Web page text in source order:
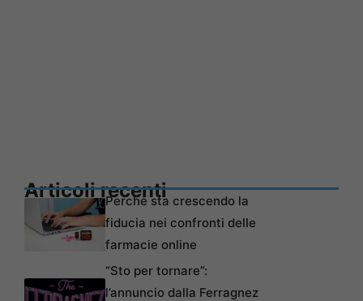
Articoli recentiPerché sta crescendo la
fiducia nei confronti delle
farmacie online
“Sto per tornare”:
l’annuncio dalla Ferragnez